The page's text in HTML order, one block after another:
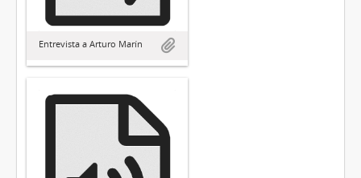
Entrevista a Arturo Marín